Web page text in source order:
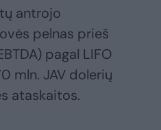
antrojo
pelnas prieš
pagal LIFO
mln. JAV dolerių
ataskaitos.